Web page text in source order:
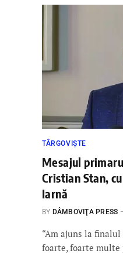
TÂRGOVIȘTE
Mesajul
Cristian Stan,
Iarnă
BY DÂMBOVIŢA PRESS
“Am ajuns la
foarte, foarte multe